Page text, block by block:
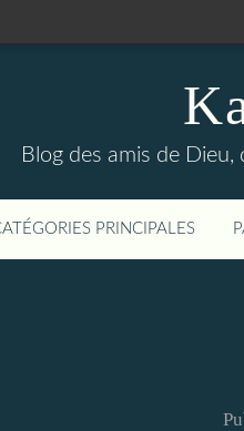
Blog des amis de Dieu,
PRINCIPALES